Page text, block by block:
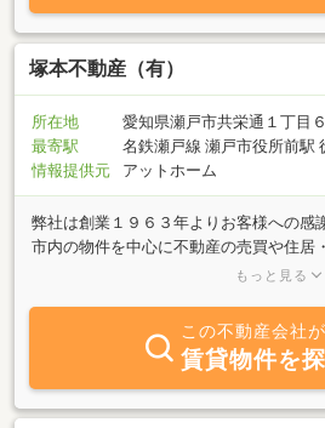
塚本不動産（有）
所在地
愛知県瀬戸市共栄通１丁目
最寄駅
名鉄瀬戸線 瀬戸市役所前駅
情報提供元
アットホーム
弊社は創業１９６３年よりお客様への感
市内の物件を中心に不動産の売買や住居
車場等の賃貸物件の運営管理を取り扱っ
格査定や各種ご相談は無料です。弊社の
に掲載していない物件もご紹介しており
しておりますので、是非一度アクセスし
応と新着物件の送信もしておりますので
もっと見る
この不動産会社
賃貸物件を